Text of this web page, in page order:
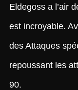
Eldegoss a l’air
est incroyable.
des Attaques
repoussant les
90.